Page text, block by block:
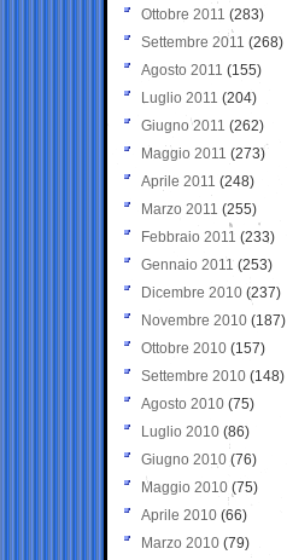
Ottobre 2011 (283)
Settembre 2011 (268)
Agosto 2011 (155)
Luglio 2011 (204)
Giugno 2011 (262)
Maggio 2011 (273)
Aprile 2011 (248)
Marzo 2011 (255)
Febbraio 2011 (233)
Gennaio 2011 (253)
Dicembre 2010 (237)
Novembre 2010 (187)
Ottobre 2010 (157)
Settembre 2010 (148)
Agosto 2010 (75)
Luglio 2010 (86)
Giugno 2010 (76)
Maggio 2010 (75)
Aprile 2010 (66)
Marzo 2010 (79)